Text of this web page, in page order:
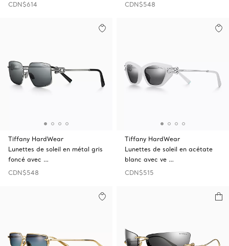
CDN$614
CDN$548
Tiffany HardWear
Lunettes de soleil en métal gris
foncé avec …
CDN$548
Tiffany HardWear
Lunettes de soleil en acétate
blanc avec ve …
CDN$515